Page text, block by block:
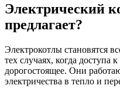
Электрический
предлагает?
Электрокотлы становятся
тех случаях, когда доступа
дорогостоящее. Они
электричества в тепло и